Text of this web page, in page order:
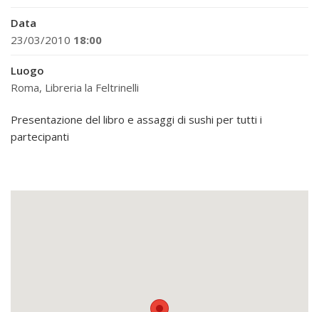
Data
23/03/2010 18:00
Luogo
Roma, Libreria la Feltrinelli
Presentazione del libro e assaggi di sushi per tutti i
partecipanti